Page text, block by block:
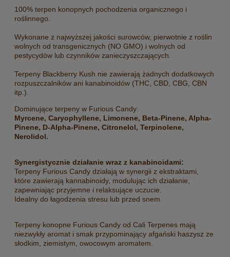
100% terpen konopnych pochodzenia organicznego i
roślinnego.
Wykonane z najwyższej jakości surowców, pierwotnie z roślin
wolnych od transgenicznych (NO GMO) i wolnych od
pestycydów lub czynników zanieczyszczających.
Terpeny Blackberry Kush nie zawierają żadnych dodatkowych
rozpuszczalników ani kanabinoidów (THC, CBD, CBG, CBN
itp.).
Dominujące terpeny w Furious Candy:
Myrcene, Caryophyllene, Limonene, Beta-Pinene, Alpha-
Pinene, D-Alpha-Pinene, Citronelol, Terpinolene,
Nerolidol.
Synergistycznie działanie wraz z kanabinoidami:
Terpeny Furious Candy działają w synergii z ekstraktami,
które zawierają kannabinoidy, modulując ich działanie,
zapewniając przyjemne i relaksujące uczucie.
Idealny do łagodzenia stresu lub przed snem.
Terpeny konopne Furious Candy od Cali Terpenes mają
niezwykły aromat i smak przypominający afgański haszysz ze
słodkim, ziemistym, owocowym aromatem.